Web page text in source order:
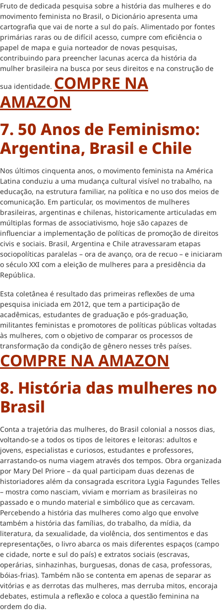
Fruto de dedicada pesquisa sobre a história das mulheres e do
movimento feminista no Brasil, o Dicionário apresenta uma
cartografia que vai de norte a sul do país. Alimentado por fontes
primárias raras ou de difícil acesso, cumpre com eficiência o
papel de mapa e guia norteador de novas pesquisas,
contribuindo para preencher lacunas acerca da história da
mulher brasileira na busca por seus direitos e na construção de
sua identidade. COMPRE NA
AMAZON
7. 50 Anos de Feminismo:
Argentina, Brasil e Chile
Nos últimos cinquenta anos, o movimento feminista na América
Latina conduziu a uma mudança cultural visível no trabalho, na
educação, na estrutura familiar, na política e no uso dos meios de
comunicação. Em particular, os movimentos de mulheres
brasileiras, argentinas e chilenas, historicamente articuladas em
múltiplas formas de associativismo, hoje são capazes de
influenciar a implementação de políticas de promoção de direitos
civis e sociais. Brasil, Argentina e Chile atravessaram etapas
sociopolíticas paralelas – ora de avanço, ora de recuo – e iniciaram
o século XXI com a eleição de mulheres para a presidência da
República.
Esta coletânea é resultado das primeiras reflexões de uma
pesquisa iniciada em 2012, que tem a participação de
acadêmicas, estudantes de graduação e pós-graduação,
militantes feministas e promotores de políticas públicas voltadas
às mulheres, com o objetivo de comparar os processos de
transformação da condição de gênero nesses três países.
COMPRE NA AMAZON
8. História das mulheres no
Brasil
Conta a trajetória das mulheres, do Brasil colonial a nossos dias,
voltando-se a todos os tipos de leitores e leitoras: adultos e
jovens, especialistas e curiosos, estudantes e professores,
arrastando-os numa viagem através dos tempos. Obra organizada
por Mary Del Priore – da qual participam duas dezenas de
historiadores além da consagrada escritora Lygia Fagundes Telles
– mostra como nasciam, viviam e morriam as brasileiras no
passado e o mundo material e simbólico que as cercavam.
Percebendo a história das mulheres como algo que envolve
também a história das famílias, do trabalho, da mídia, da
literatura, da sexualidade, da violência, dos sentimentos e das
representações, o livro abarca os mais diferentes espaços (campo
e cidade, norte e sul do país) e extratos sociais (escravas,
operárias, sinhazinhas, burguesas, donas de casa, professoras,
bóias-frias). Também não se contenta em apenas de separar as
vitórias e as derrotas das mulheres, mas derruba mitos, encoraja
debates, estimula a reflexão e coloca a questão feminina na
ordem do dia.